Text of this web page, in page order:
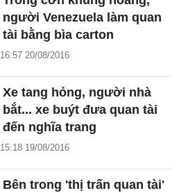
người Venezuela làm quan
tài bằng bìa carton
16:57 20/08/2016
Xe tang hỏng, người nhà
bắt... xe buýt đưa quan tài
đến nghĩa trang
15:18 19/08/2016
Bên trong 'thị trấn quan tài'